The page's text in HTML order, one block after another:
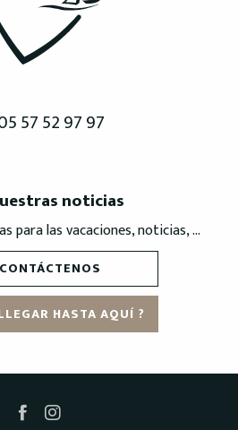
57 52 97 97
noticias
para las vacaciones, noticias, ...
CONTÁCTENOS
HASTA AQUÍ ?